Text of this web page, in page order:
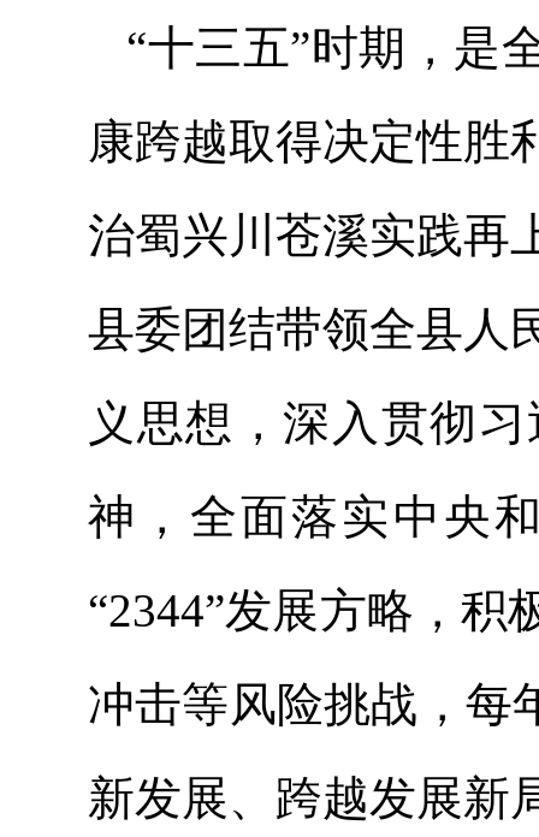
“十三五”时期，是
康跨越取得决定性胜
治蜀兴川苍溪实践再
县委团结带领全县人
义思想，深入贯彻
神，全面落实中央
“2344”发展方略，
冲击等风险挑战，每
新发展、跨越发展新